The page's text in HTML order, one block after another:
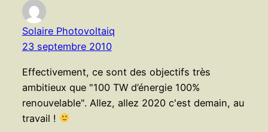
Solaire Photovoltaiq
23 septembre 2010
Effectivement, ce sont des objectifs très
ambitieux que "100 TW d’énergie 100%
renouvelable". Allez, allez 2020 c'est demain, au
travail !